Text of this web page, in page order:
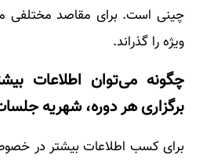
چینی است. برای مقاصد مختلفی
ویژه را گذراند.
چگونه می‌توان اطلاعات
برگزاری هر دوره، شهریه
برای کسب اطلاعات بیشتر در